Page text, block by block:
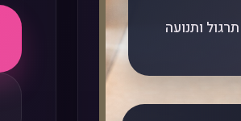
ותנועה